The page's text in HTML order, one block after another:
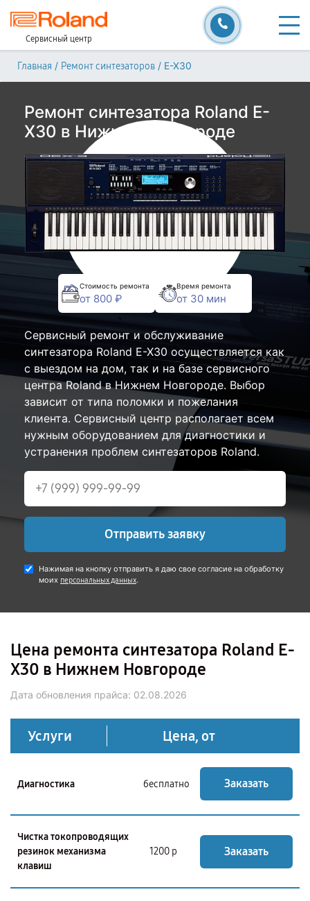
Сервисный центр
Главная / Ремонт синтезаторов / E-X30
Ремонт синтезатора Roland E-
X30 в Нижнем Новгороде
Стоимость ремонта
от 800 ₽
Время ремонта
от 30 мин
Сервисный ремонт и обслуживание
синтезатора Roland E-X30 осуществляется как
с выездом на дом, так и на базе сервисного
центра Roland в Нижнем Новгороде. Выбор
зависит от типа поломки и пожелания
клиента. Сервисный центр располагает всем
нужным оборудованием для диагностики и
устранения проблем синтезаторов Roland.
Отправить заявку
Нажимая на кнопку отправить я даю свое согласие на обработку
моих персональных данных.
Цена ремонта синтезатора Roland E-
X30 в Нижнем Новгороде
Дата обновления прайса: 02.08.2026
Услуги Цена, от
Диагностика бесплатно Заказать
Чистка токопроводящих
резинок механизма
клавиш
1200 р Заказать